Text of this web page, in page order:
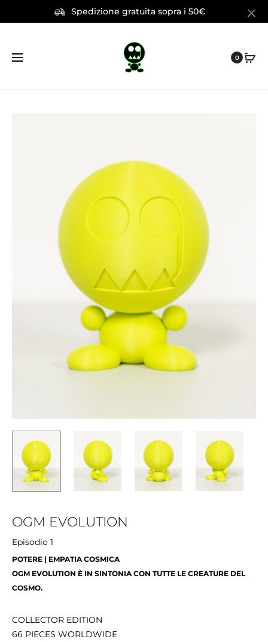
Spedizione gratuita sopra i 50€
0
OGM EVOLUTION
Episodio 1
POTERE | EMPATIA COSMICA
OGM EVOLUTION È IN SINTONIA CON TUTTE LE CREATURE DEL
COSMO.
COLLECTOR EDITION
66 PIECES WORLDWIDE